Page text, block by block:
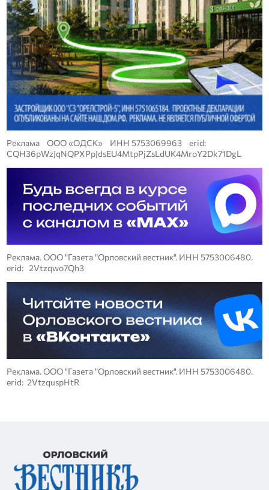
Реклама ООО «ОДСК» ИНН 5753069963 erid:
CQH36pWzJqNQPXPpJdsEU4MtpPjZsLdUK4MroY2Dk71DgL
Реклама. ООО "Газета "Орловский вестник". ИНН 5753006480.
erid: 2Vtzqwo7Qh3
Реклама. ООО "Газета "Орловский вестник". ИНН 5753006480.
erid: 2VtzquspHtR